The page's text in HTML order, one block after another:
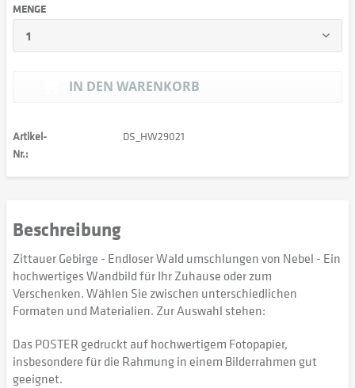
MENGE
IN DEN WARENKORB
Artikel-
Nr.:
DS_HW29021
Beschreibung
Zittauer Gebirge - Endloser Wald umschlungen von Nebel - Ein
hochwertiges Wandbild für Ihr Zuhause oder zum
Verschenken. Wählen Sie zwischen unterschiedlichen
Formaten und Materialien. Zur Auswahl stehen:
Das POSTER gedruckt auf hochwertigem Fotopapier,
insbesondere für die Rahmung in einem Bilderrahmen gut
geeignet.